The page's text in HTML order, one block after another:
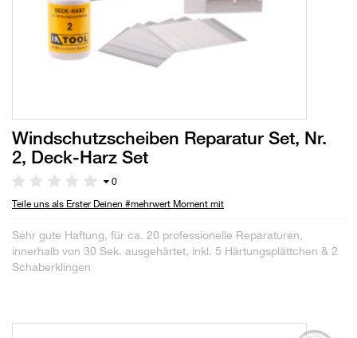
Windschutzscheiben Reparatur Set, Nr.
2, Deck-Harz Set
0
Teile uns als Erster Deinen #mehrwert Moment mit
Sehr gute Haftung, für ca. 20 professionelle Reparaturen,
innerhalb von 30 Sek. ausgehärtet, inkl. 5 Härtungsplättchen & 2
Schaberklingen